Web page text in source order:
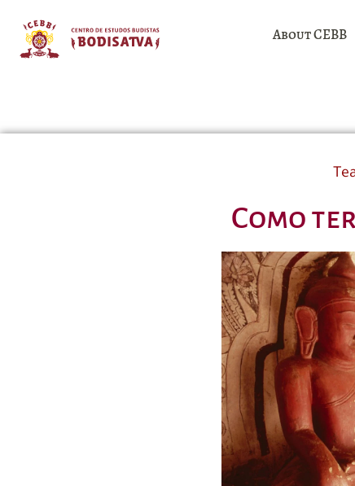
About CEBB
Como